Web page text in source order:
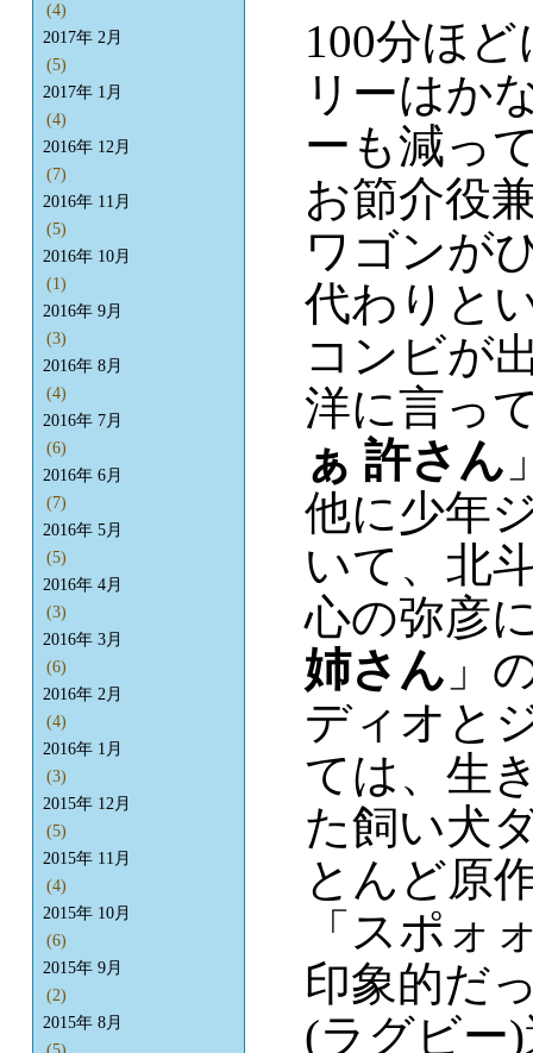
100分ほ
リーはか
ーも減っ
お節介役
ワゴンが
代わりと
コンビが
洋に言っ
ぁ 許さん
他に少年
いて、北
心の弥彦
姉さん 」
ディオと
ては、生
た飼い犬
とんど原
「スポォ
印象的だ
(ラグビー
(4)
2017年 2月
(5)
2017年 1月
(4)
2016年 12月
(7)
2016年 11月
(5)
2016年 10月
(1)
2016年 9月
(3)
2016年 8月
(4)
2016年 7月
(6)
2016年 6月
(7)
2016年 5月
(5)
2016年 4月
(3)
2016年 3月
(6)
2016年 2月
(4)
2016年 1月
(3)
2015年 12月
(5)
2015年 11月
(4)
2015年 10月
(6)
2015年 9月
(2)
2015年 8月